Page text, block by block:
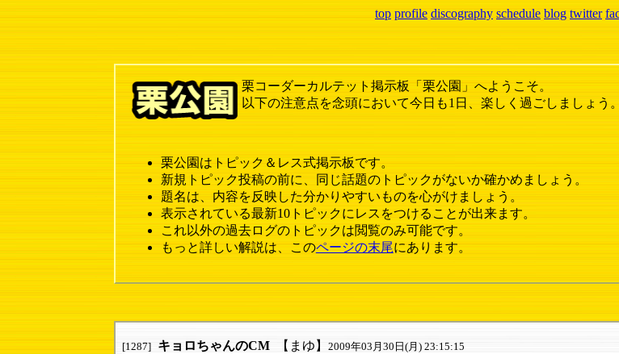
top profile discography schedule blog twitter
栗コーダーカルテット掲示板「栗公園」へようこそ。
以下の注意点を念頭において今日も1日、楽しく過ごしましょう。
栗公園はトピック＆レス式掲示板です。
新規トピック投稿の前に、同じ話題のトピックがないか確かめましょう。
題名は、内容を反映した分かりやすいものを心がけましょう。
表示されている最新10トピックにレスをつけることが出来ます。
これ以外の過去ログのトピックは閲覧のみ可能です。
もっと詳しい解説は、このページの末尾にあります。
[1287] キョロちゃんのCM 【まゆ】 2009年03月30日(月) 23:15:15